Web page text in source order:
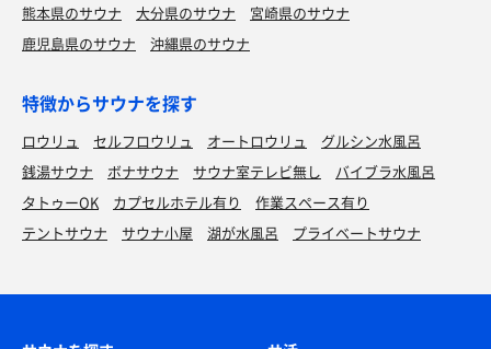
熊本県のサウナ
大分県のサウナ
宮崎県のサウナ
鹿児島県のサウナ
沖縄県のサウナ
特徴からサウナを探す
ロウリュ セルフロウリュ オートロウリュ
グルシン水風呂
銭湯サウナ
ボナサウナ サウナ室テレビ無し
バイブラ水風呂
タトゥーOK
カプセルホテル有り
作業スペース有り
テントサウナ
サウナ小屋 湖が水風呂 プライベートサウナ